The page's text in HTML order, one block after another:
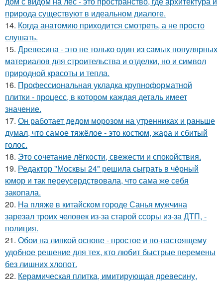
природа существуют в идеальном диалоге.
14. Когда анатомию приходится смотреть, а не просто
слушать.
15. Древесина - это не только один из самых популярных
материалов для строительства и отделки, но и символ
природной красоты и тепла.
16. Профессиональная укладка крупноформатной
плитки - процесс, в котором каждая деталь имеет
значение.
17. Он работает дедом морозом на утренниках и раньше
думал, что самое тяжёлое - это костюм, жара и сбитый
голос.
18. Это сочетание лёгкости, свежести и спокойствия.
19. Редактор "Москвы 24" решила сыграть в чёрный
юмор и так переусердствовала, что сама же себя
закопала.
20. На пляже в китайском городе Санья мужчина
зарезал троих человек из-за старой ссоры из-за ДТП, -
полиция.
21. Обои на липкой основе - простое и по-настоящему
удобное решение для тех, кто любит быстрые перемены
без лишних хлопот.
22. Керамическая плитка, имитирующая древесину,